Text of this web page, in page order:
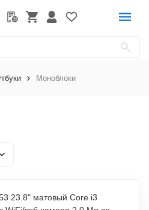
Моноблоки
23.8" матовый Core i3